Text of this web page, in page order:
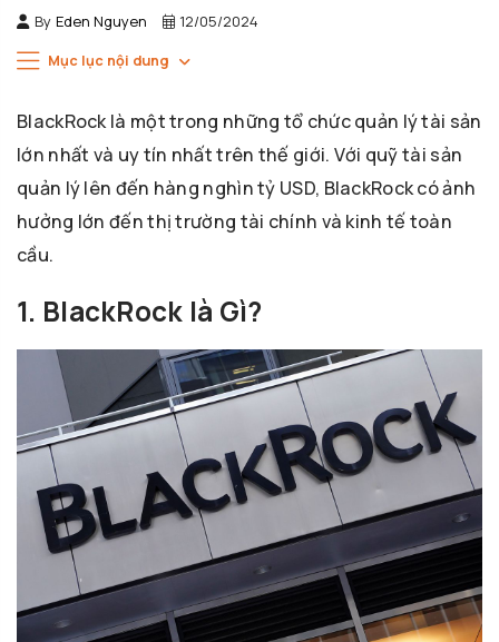
By Eden Nguyen 12/05/2024
Mục lục nội dung
BlackRock là một trong những tổ chức quản lý tài sản
lớn nhất và uy tín nhất trên thế giới. Với quỹ tài sản
quản lý lên đến hàng nghìn tỷ USD, BlackRock có ảnh
hưởng lớn đến thị trường tài chính và kinh tế toàn
cầu.
1. BlackRock là Gì?